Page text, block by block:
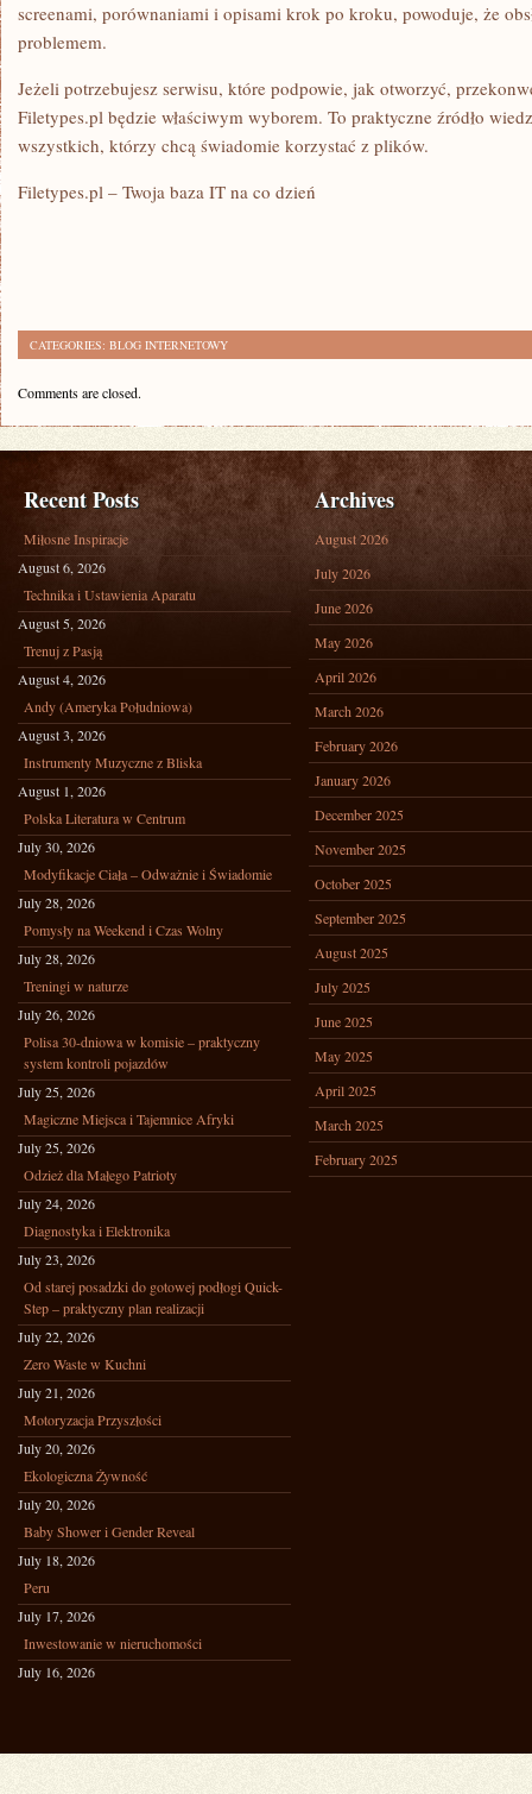
screenami, porównaniami i opisami krok po kroku, powoduje, że
problemem.
Jeżeli potrzebujesz serwisu, które podpowie, jak otworzyć,
Filetypes.pl będzie właściwym wyborem. To praktyczne źródło
wszystkich, którzy chcą świadomie korzystać z plików.
Filetypes.pl – Twoja baza IT na co dzień
CATEGORIES: BLOG INTERNETOWY
Comments are closed.
Recent Posts
Miłosne Inspiracje
August 6, 2026
Technika i Ustawienia Aparatu
August 5, 2026
Trenuj z Pasją
August 4, 2026
Andy (Ameryka Południowa)
August 3, 2026
Instrumenty Muzyczne z Bliska
August 1, 2026
Polska Literatura w Centrum
July 30, 2026
Modyfikacje Ciała – Odważnie i Świadomie
July 28, 2026
Pomysły na Weekend i Czas Wolny
July 28, 2026
Treningi w naturze
July 26, 2026
Polisa 30-dniowa w komisie – praktyczny
system kontroli pojazdów
July 25, 2026
Magiczne Miejsca i Tajemnice Afryki
July 25, 2026
Odzież dla Małego Patrioty
July 24, 2026
Diagnostyka i Elektronika
July 23, 2026
Od starej posadzki do gotowej podłogi Quick-
Step – praktyczny plan realizacji
July 22, 2026
Zero Waste w Kuchni
July 21, 2026
Motoryzacja Przyszłości
July 20, 2026
Ekologiczna Żywność
July 20, 2026
Baby Shower i Gender Reveal
July 18, 2026
Peru
July 17, 2026
Inwestowanie w nieruchomości
July 16, 2026
Archives
August 2026
July 2026
June 2026
May 2026
April 2026
March 2026
February 2026
January 2026
December 2025
November 2025
October 2025
September 2025
August 2025
July 2025
June 2025
May 2025
April 2025
March 2025
February 2025